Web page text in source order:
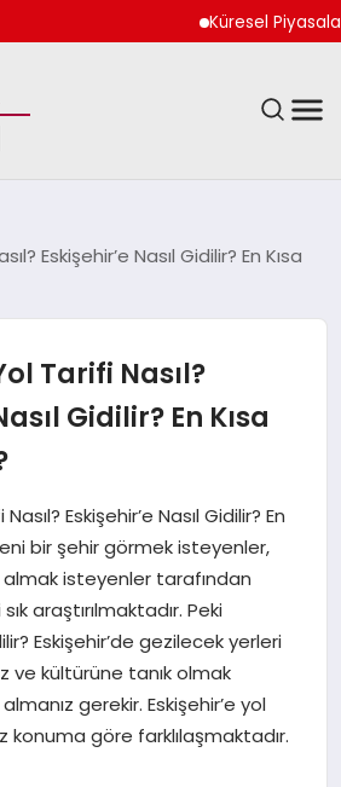
Küresel Piyasalar
Eskişehir’e Nasıl Gidilir? En Kısa
Tarifi Nasıl?
Gidilir? En Kısa
Eskişehir’e Nasıl Gidilir? En
bir şehir görmek isteyenler,
isteyenler tarafından
araştırılmaktadır. Peki
Eskişehir’de gezilecek yerleri
ve kültürüne tanık olmak
gerekir. Eskişehir’e yol
konuma göre farklılaşmaktadır.